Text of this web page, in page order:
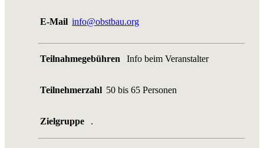
E-Mail info@obstbau.org
Teilnahmegebühren Info beim Veranstalter
Teilnehmerzahl 50 bis 65 Personen
Zielgruppe .